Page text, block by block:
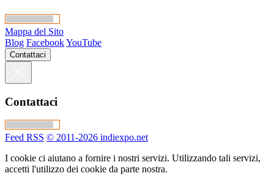
Mappa del Sito
Blog FacebookYouTube
Contattaci
Contattaci
Feed RSS © 2011-2026 indiexpo.net
I cookie ci aiutano a fornire i nostri servizi. Utilizzando tali servizi,
accetti l'utilizzo dei cookie da parte nostra.